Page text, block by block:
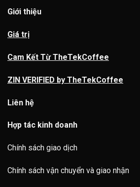
Giới thiệu
Giá trị
Cam Kết Từ TheTekCoffee
ZIN VERIFIED by TheTekCoffee
Liên hệ
Hợp tác kinh doanh
Chính sách giao dịch
Chính sách vận chuyển và giao nhận